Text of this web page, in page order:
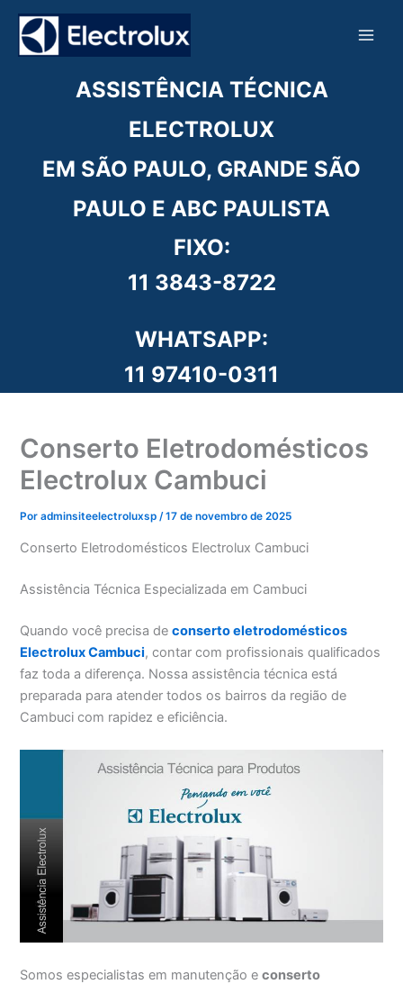
para
ASSISTÊNCIA TÉCNICA
ELECTROLUX
EM SÃO PAULO, GRANDE SÃO
PAULO E ABC PAULISTA
FIXO:
11 3843-8722
WHATSAPP:
11 97410-0311
Conserto Eletrodomésticos
Electrolux Cambuci
Poradminsiteelectroluxsp/17 de novembro de 2025
Conserto Eletrodomésticos Electrolux Cambuci
Assistência Técnica Especializada em Cambuci
Quando você precisa deconserto eletrodomésticos
Electrolux Cambuci, contar com profissionais qualificados
faz toda a diferença. Nossa assistência técnica está
preparada para atender todos os bairros da região de
Cambuci com rapidez e eficiência.
Somos especialistas em manutenção econserto